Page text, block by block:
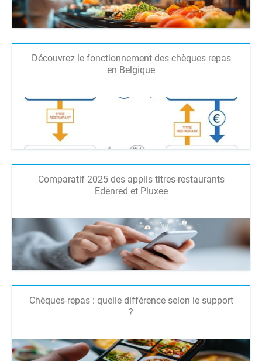
Découvrez le fonctionnement des chèques repas
en Belgique
Comparatif 2025 des applis titres-restaurants
Edenred et Pluxee
Chèques-repas : quelle différence selon le support
?